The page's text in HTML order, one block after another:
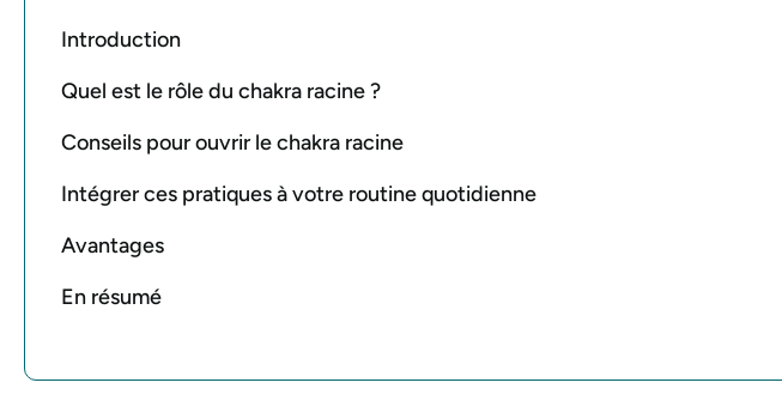
Introduction
Quel est le rôle du chakra racine ?
Conseils pour ouvrir le chakra racine
Intégrer ces pratiques à votre routine quotidienne
Avantages
En résumé